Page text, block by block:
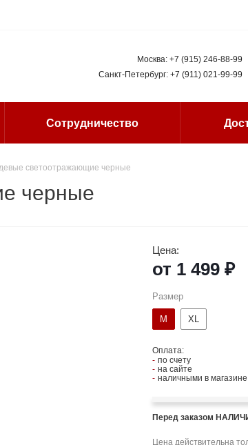
Москва: +7 (915) 246-88-99
Санкт-Петербург: +7 (911) 021-99-99
Сотрудничество
светоотражающие черные
черные
Цена:
от 1 499 ₽
Размер
M XL
Оплата:
по счету
на сайте
наличными в магазине
Перед заказом
Цена действительна